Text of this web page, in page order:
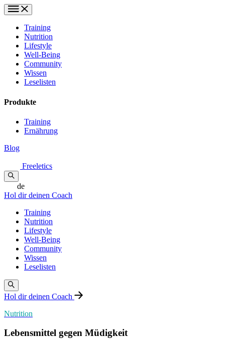
Training
Nutrition
Lifestyle
Well-Being
Community
Wissen
Leselisten
Produkte
Training
Ernährung
Blog
Freeletics
de
Hol dir deinen Coach
Training
Nutrition
Lifestyle
Well-Being
Community
Wissen
Leselisten
Hol dir deinen Coach
Nutrition
Lebensmittel gegen Müdigkeit